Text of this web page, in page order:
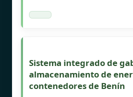
Sistema integrado de
almacenamiento de
contenedores de Benín